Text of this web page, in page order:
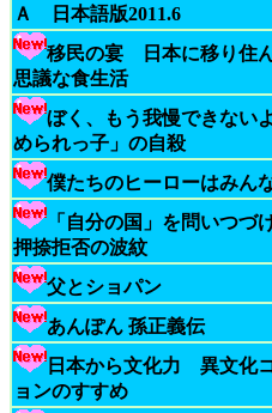
Ａ 日本語版2011.6
移民の宴 日本に移り住
思議な食生活
ぼく、もう我慢できない
められっ子」の自殺
僕たちのヒーローはみん
「自分の国」を問いつ
押捺拒否の波紋
父とショパン
あんぽん 孫正義伝
日本から文化力 異文化
ョンのすすめ